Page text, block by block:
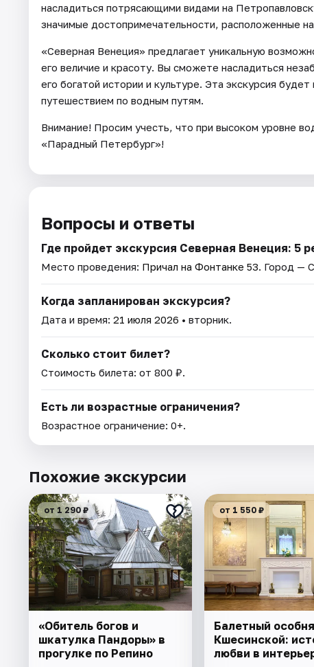
насладиться потрясающими видами на
значимые достопримечательности, расположенные
«Северная Венеция» предлагает уникальную
его величие и красоту. Вы сможете насладиться
его богатой истории и культуре. Эта экскурсия
путешествием по водным путям.
Внимание! Просим учесть, что при высоком уровне
«Парадный Петербург»!
Вопросы и ответы
Где пройдет экскурсия Северная Венеция: 5
Место проведения: Причал на Фонтанке 53. Город —
Когда запланирован экскурсия?
Дата и время: 21 июля 2026 • вторник.
Сколько стоит билет?
Стоимость билета: от 800 ₽.
Есть ли возрастные ограничения?
Возрастное ограничение: 0+.
Похожие экскурсии
от 1 290 ₽
«Обитель богов и
шкатулка Пандоры» в
прогулке по Репино
от 1 550 ₽
Балетный
Кшесинской:
любви в